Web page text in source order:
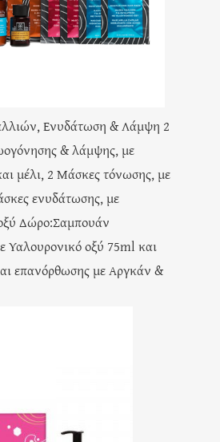
Ενυδάτωση & Λάμψη 2
& λάμψης, με
μέλι, 2 Μάσκες τόνωσης, με
ενυδάτωσης, με
Δώρο:Σαμπουάν
Υαλουρονικό οξύ 75ml και
επανόρθωσης με Αργκάν &